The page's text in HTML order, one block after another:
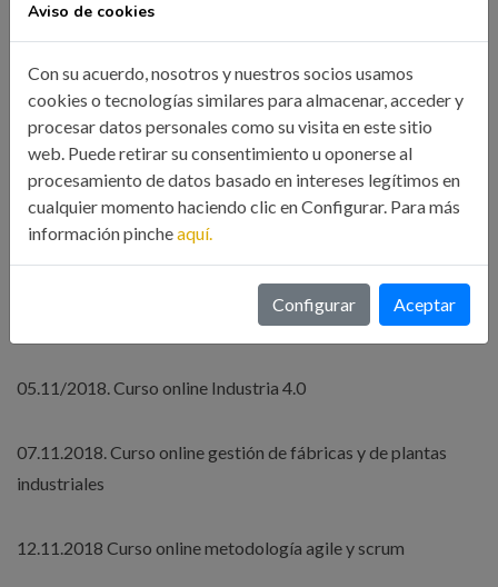
Formación Online
29.10.2018 Curso online Autodesk Revit 2018 Modulo
fontanería, saneamiento y PCI
31.10.2018 Curso online diseño y cálculo de naves
industriales
05.11.2018 Curso online patología y rehabilitación de
estructuras de la cubierta de edificación
05.11/2018. Curso online Industria 4.0
07.11.2018. Curso online gestión de fábricas y de plantas
industriales
12.11.2018 Curso online metodología agile y scrum
Aviso de cookies
Con su acuerdo, nosotros y nuestros socios usamos
cookies o tecnologías similares para almacenar, acceder y
procesar datos personales como su visita en este sitio
web. Puede retirar su consentimiento u oponerse al
procesamiento de datos basado en intereses legítimos en
cualquier momento haciendo clic en Configurar. Para más
información pincheaquí.
Configurar Aceptar